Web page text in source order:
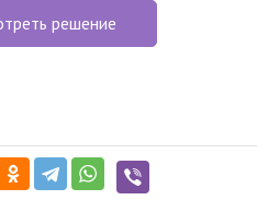
решение